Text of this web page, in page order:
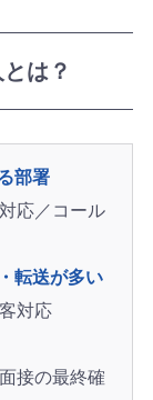
は？
部署
応／コール
転送が多い
対応
接の最終確